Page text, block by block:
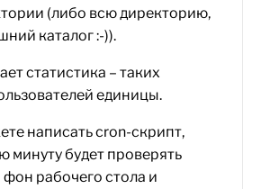
(либо всю директорию,
каталог :-)).
статистика – таких
единицы.
написать cron-скрипт,
минуту будет проверять
рабочего стола и